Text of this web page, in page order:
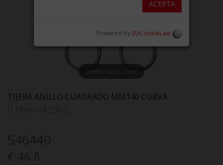
Double tap to zoom
TIJERA ANILLO CUADRADO MM140 CURVA
546440
€ 46.8
ACEPTA
Powered by EUCookieLaw